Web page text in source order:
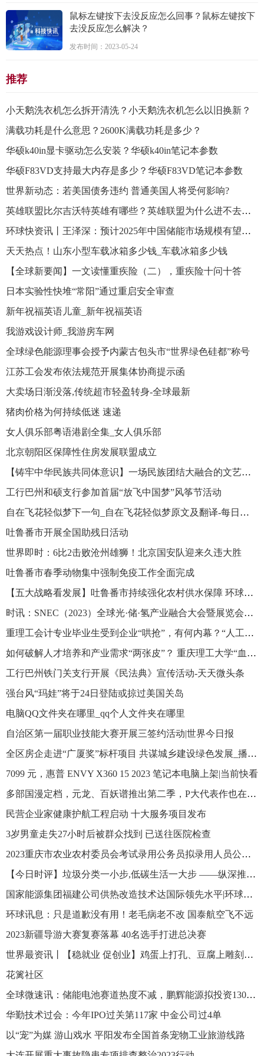
鼠标左键按下去没反应怎么回事？鼠标左键按下
去没反应怎么解决？
发布时间：2023-05-24
推荐
小天鹅洗衣机怎么拆开清洗？小天鹅洗衣机怎么以旧换新？
满载功耗是什么意思？2600K满载功耗是多少？
华硕k40in显卡驱动怎么安装？华硕k40in笔记本参数
华硕F83VD支持最大内存是多少？华硕F83VD笔记本参数
世界新动态：若美国债务违约 普通美国人将受何影响?
英雄联盟比尔吉沃特英雄有哪些？英雄联盟为什么进不去比尔吉沃特？
环球快资讯丨王泽深：预计2025年中国储能市场规模有望达70GW【附新型储装机现状及市场预测】
天天热点！山东小型车载冰箱多少钱_车载冰箱多少钱
【全球新要闻】一文读懂重疾险（二），重疾险十问十答
日本实验性快堆“常阳”通过重启安全审查
新年祝福英语儿童_新年祝福英语
我游戏设计师_我游房车网
全球绿色能源理事会授予内蒙古包头市“世界绿色硅都”称号
江苏工会发布依法规范开展集体协商提示函
大卖场日渐没落,传统超市轻盈转身-全球最新
猪肉价格为何持续低迷 速递
女人俱乐部粤语港剧全集_女人俱乐部
北京朝阳区保障性住房发展联盟成立
【铸牢中华民族共同体意识】一场民族团结大融合的文艺盛宴
工行巴州和硕支行参加首届“放飞中国梦”风筝节活动
自在飞花轻似梦下一句_自在飞花轻似梦原文及翻译-每日观察
吐鲁番市开展全国助残日活动
世界即时：6比2击败沧州雄狮！北京国安队迎来久违大胜
吐鲁番市春季动物集中强制免疫工作全面完成
【五大战略看发展】吐鲁番市持续强化农村供水保障 环球时快讯
时讯：SNEC（2023）全球光·储·氢产业融合大会暨展览会在上海举行
重理工会计专业毕业生受到企业“哄抢”，有何内幕？“人工智能+”培养模式值得一提！_环球快资讯
如何破解人才培养和产业需求“两张皮”？ 重庆理工大学“血缘式”现代产业学院交出 “硬核”答卷-全球球精选
工行巴州铁门关支行开展《民法典》宣传活动-天天微头条
强台风“玛娃”将于24日登陆或掠过美国关岛
电脑QQ文件夹在哪里_qq个人文件夹在哪里
自治区第一届职业技能大赛开展三签约活动|世界今日报
全区房企走进“广厦奖”标杆项目 共谋城乡建设绿色发展_播资讯
7099 元，惠普 ENVY X360 15 2023 笔记本电脑上架|当前快看
多部国漫定档，元龙、百妖谱推出第二季，P大代表作也在其中|头条焦点
民营企业家健康护航工程启动 十大服务项目发布
3岁男童走失27小时后被群众找到 已送往医院检查
2023重庆市农业农村委员会考试录用公务员拟录用人员公示公告
【今日时评】垃圾分类一小步,低碳生活一大步 ——纵深推进垃圾分类系列谈之一
国家能源集团福建公司供热改造技术达国际领先水平|环球热文
环球讯息：只是道歉没有用！老毛病老不改 国泰航空飞不远
2023新疆导游大赛复赛落幕 40名选手打进总决赛
世界最资讯丨【稳就业 促创业】鸡蛋上打孔、豆腐上雕刻、面条细如发丝…… 带你揭秘这些绝活是如何练成的
花篱社区
全球微速讯：储能电池赛道热度不减，鹏辉能源拟投资130亿元加码储能电池
华勤技术过会：今年IPO过关第117家 中金公司过4单
以“宠”为媒 游山戏水 平阳发布全国首条宠物工业旅游线路